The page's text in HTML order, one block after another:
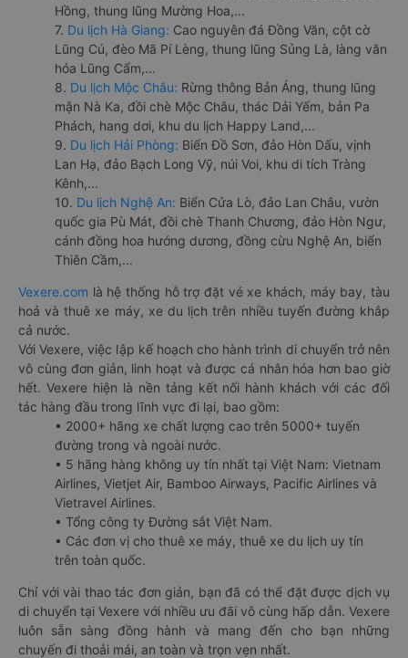
Hồng, thung lũng Mường Hoa,...
7. Du lịch Hà Giang: Cao nguyên đá Đồng Văn, cột cờ
Lũng Cú, đèo Mã Pí Lèng, thung lũng Sủng Là, làng văn
hóa Lũng Cẩm,...
8. Du lịch Mộc Châu: Rừng thông Bản Áng, thung lũng
mận Nà Ka, đồi chè Mộc Châu, thác Dải Yếm, bản Pa
Phách, hang dơi, khu du lịch Happy Land,...
9. Du lịch Hải Phòng: Biển Đồ Sơn, đảo Hòn Dấu, vịnh
Lan Hạ, đảo Bạch Long Vỹ, núi Voi, khu di tích Tràng
Kênh,...
10. Du lịch Nghệ An: Biển Cửa Lò, đảo Lan Châu, vườn
quốc gia Pù Mát, đồi chè Thanh Chương, đảo Hòn Ngư,
cánh đồng hoa hướng dương, đồng cừu Nghệ An, biển
Thiên Cầm,...
Vexere.com là hệ thống hỗ trợ đặt vé xe khách, máy bay, tàu
hoả và thuê xe máy, xe du lịch trên nhiều tuyến đường khắp
cả nước.
Với Vexere, việc lập kế hoạch cho hành trình di chuyển trở nên
vô cùng đơn giản, linh hoạt và được cá nhân hóa hơn bao giờ
hết. Vexere hiện là nền tảng kết nối hành khách với các đối
tác hàng đầu trong lĩnh vực đi lại, bao gồm:
• 2000+ hãng xe chất lượng cao trên 5000+ tuyến
đường trong và ngoài nước.
• 5 hãng hàng không uy tín nhất tại Việt Nam: Vietnam
Airlines, Vietjet Air, Bamboo Airways, Pacific Airlines và
Vietravel Airlines.
• Tổng công ty Đường sắt Việt Nam.
• Các đơn vị cho thuê xe máy, thuê xe du lịch uy tín
trên toàn quốc.
Chỉ với vài thao tác đơn giản, bạn đã có thể đặt được dịch vụ
di chuyển tại Vexere với nhiều ưu đãi vô cùng hấp dẫn. Vexere
luôn sẵn sàng đồng hành và mang đến cho bạn những
chuyến đi thoải mái, an toàn và trọn vẹn nhất.